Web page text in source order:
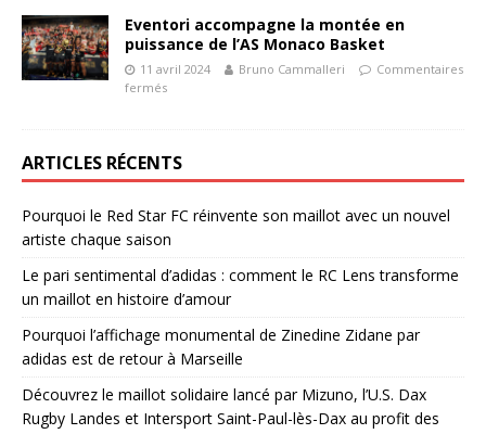
Eventori accompagne la montée en
puissance de l’AS Monaco Basket
11 avril 2024 Bruno Cammalleri
Commentaires
fermés
ARTICLES RÉCENTS
Pourquoi le Red Star FC réinvente son maillot avec un nouvel
artiste chaque saison
Le pari sentimental d’adidas : comment le RC Lens transforme
un maillot en histoire d’amour
Pourquoi l’affichage monumental de Zinedine Zidane par
adidas est de retour à Marseille
Découvrez le maillot solidaire lancé par Mizuno, l’U.S. Dax
Rugby Landes et Intersport Saint-Paul-lès-Dax au profit des